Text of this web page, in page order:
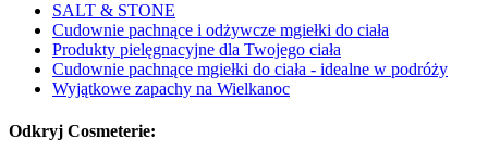
SALT & STONE
Cudownie pachnące i odżywcze mgiełki do ciała
Produkty pielęgnacyjne dla Twojego ciała
Cudownie pachnące mgiełki do ciała - idealne w podróży
Wyjątkowe zapachy na Wielkanoc
Odkryj Cosmeterie: